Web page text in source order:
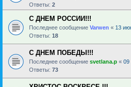
Ответы: 2
С ДНЕМ РОССИИ!!!
Последнее сообщение Varwen « 13
Ответы: 18
С ДНЕМ ПОБЕДЫ!!!
Последнее сообщение svetlana.p « 09
Ответы: 73